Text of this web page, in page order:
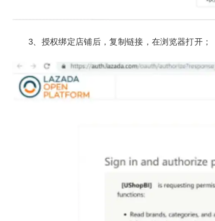
3、授权绑定店铺后，复制链接，在浏览器打开；